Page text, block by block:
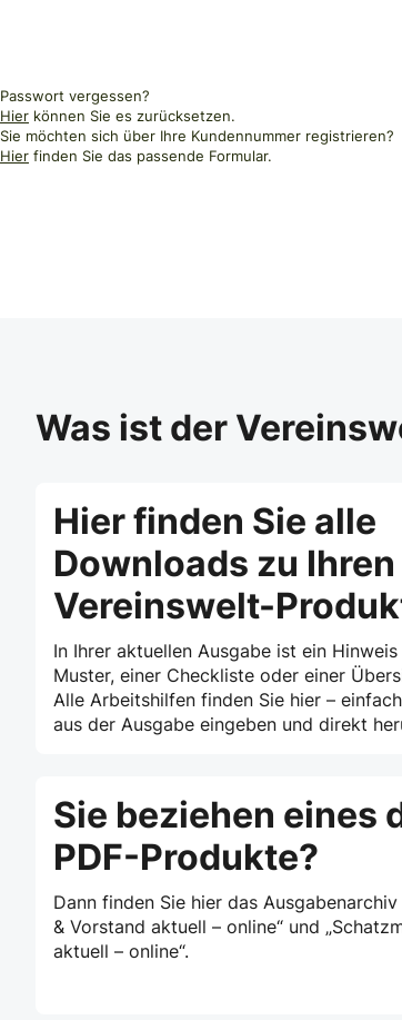
Passwort vergessen?
Hier können Sie es zurücksetzen.
Sie möchten sich über Ihre Kundennummer registrieren?
Hier finden Sie das passende Formular.
Was ist der
Hier finden Sie alle
Downloads zu Ihren
Vereinswelt-
In Ihrer aktuellen Ausgabe ist ein Hinweis
Muster, einer Checkliste oder einer
Alle Arbeitshilfen finden Sie hier –
aus der Ausgabe eingeben und direkt
Sie beziehen eines
PDF-Produkte?
Dann finden Sie hier das Ausgabenarchiv
& Vorstand aktuell – online“ und
aktuell – online“.